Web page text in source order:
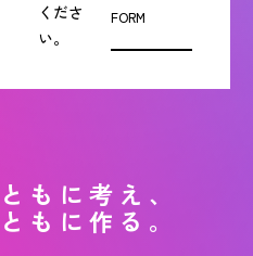
くださ
い。
FORM
ともに考え、
ともに作る。